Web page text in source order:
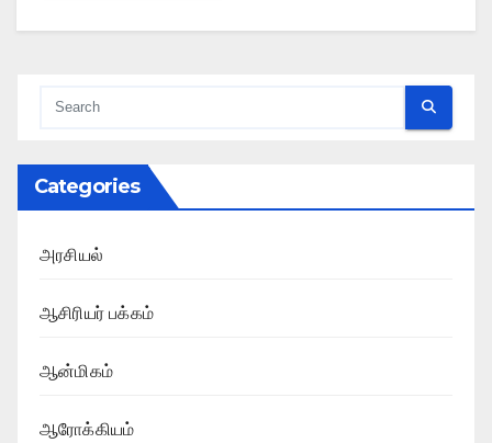
Categories
அரசியல்
ஆசிரியர் பக்கம்
ஆன்மிகம்
ஆரோக்கியம்